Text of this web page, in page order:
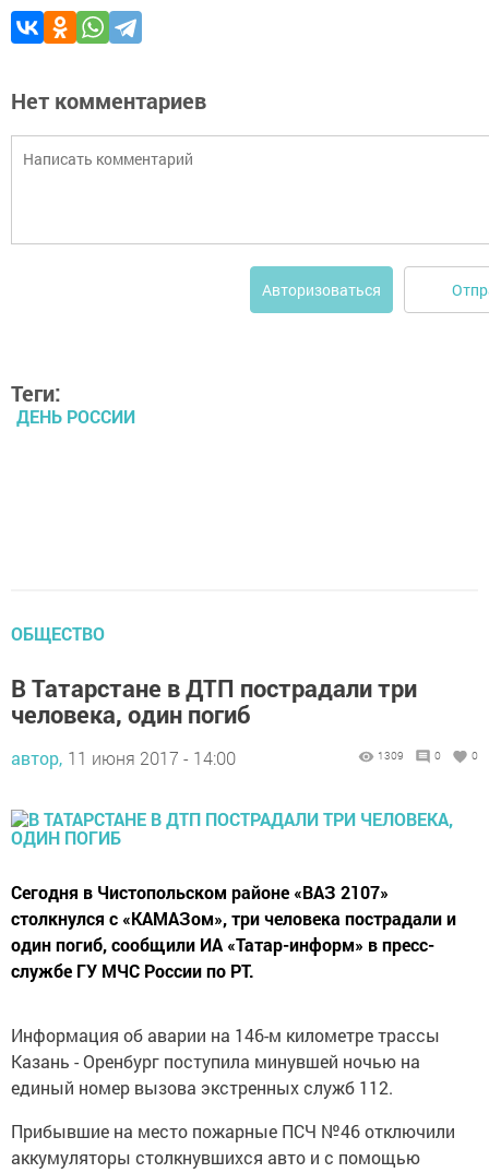
Нет комментариев
Авторизоваться
Теги:
ДЕНЬ РОССИИ
ОБЩЕСТВО
В Татарстане в ДТП пострадали три
человека, один погиб
автор, 11 июня 2017 - 14:00 1309 0 0
Сегодня в Чистопольском районе «ВАЗ 2107»
столкнулся с «КАМАЗом», три человека пострадали и
один погиб, сообщили ИА «Татар-информ» в пресс-
службе ГУ МЧС России по РТ.
Информация об аварии на 146-м километре трассы
Казань - Оренбург поступила минувшей ночью на
единый номер вызова экстренных служб 112.
Прибывшие на место пожарные ПСЧ №46 отключили
аккумуляторы столкнувшихся авто и с помощью